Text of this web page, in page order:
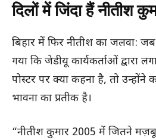
दिलों में जिंदा हैं नीतीश
बिहार में फिर नीतीश का जलवा:
गया कि जेडीयू कार्यकर्ताओं द्वारा
पोस्टर पर क्या कहना है, तो
भावना का प्रतीक है।
“नीतीश कुमार 2005 में जितने